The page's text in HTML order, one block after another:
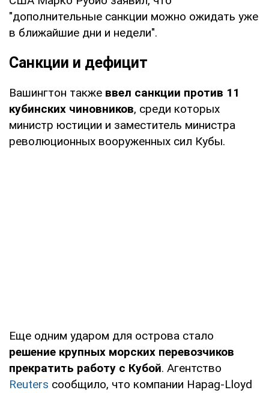
"дополнительные санкции можно ожидать уже
в ближайшие дни и недели".
Санкции и дефицит
Вашингтон также ввел санкции против 11
кубинских чиновников, среди которых
министр юстиции и заместитель министра
революционных вооруженных сил Кубы.
Еще одним ударом для острова стало
решение крупных морских перевозчиков
прекратить работу с Кубой. Агентство
Reuters сообщило, что компании Hapag-Lloyd